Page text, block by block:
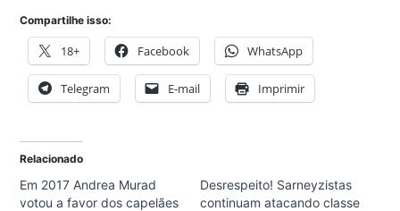
Compartilhe isso:
18+ Facebook WhatsApp
Telegram E-mail Imprimir
Relacionado
Em 2017 Andrea Murad
votou a favor dos capelães
Desrespeito! Sarneyzistas
continuam atacando classe